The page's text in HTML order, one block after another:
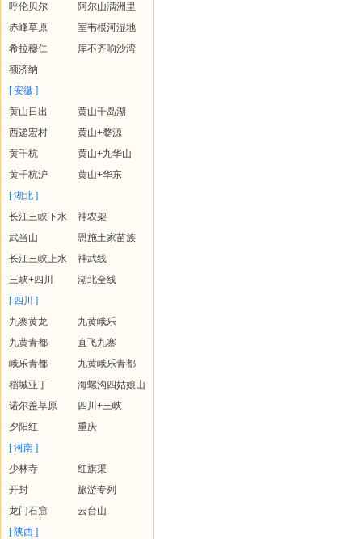
呼伦贝尔
阿尔山满洲里
赤峰草原
室韦根河湿地
希拉穆仁
库不齐响沙湾
额济纳
[ 安徽 ]
黄山日出
黄山千岛湖
西递宏村
黄山+婺源
黄千杭
黄山+九华山
黄千杭沪
黄山+华东
[ 湖北 ]
长江三峡下水
神农架
武当山
恩施土家苗族
长江三峡上水
神武线
三峡+四川
湖北全线
[ 四川 ]
九寨黄龙
九黄峨乐
九黄青都
直飞九寨
峨乐青都
九黄峨乐青都
稻城亚丁
海螺沟四姑娘山
诺尔盖草原
四川+三峡
夕阳红
重庆
[ 河南 ]
少林寺
红旗渠
开封
旅游专列
龙门石窟
云台山
[ 陕西 ]